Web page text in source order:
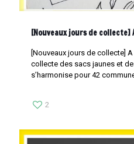
[Nouveaux jours de
[Nouveaux jours de collecte]
collecte des sacs jaunes et
s’harmonise pour 42
2